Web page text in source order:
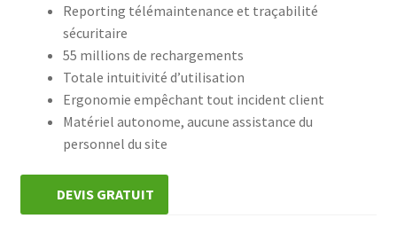
Reporting télémaintenance et traçabilité
sécuritaire
55 millions de rechargements
Totale intuitivité d’utilisation
Ergonomie empêchant tout incident client
Matériel autonome, aucune assistance du
personnel du site
DEVIS GRATUIT